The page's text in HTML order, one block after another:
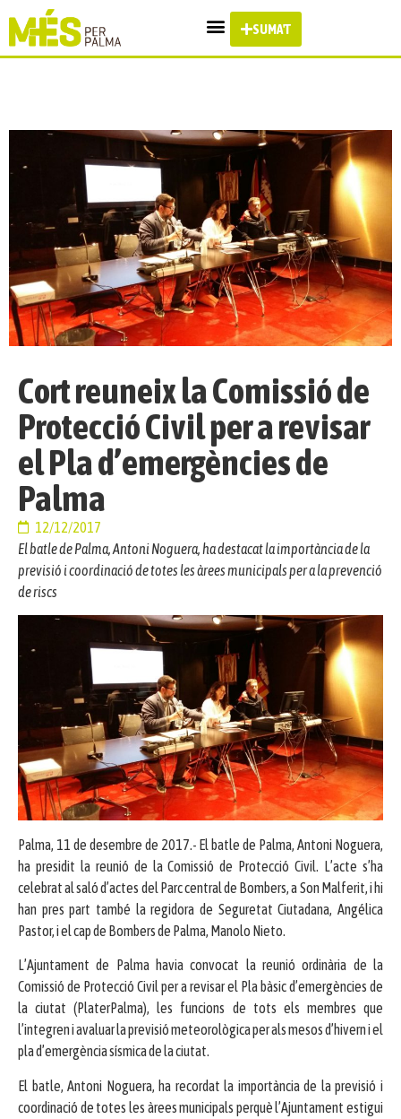
SUMA'T
Cort reuneix la Comissió de
Protecció Civil per a revisar
el Pla d’emergències de
Palma
12/12/2017
El batle de Palma, Antoni Noguera, ha destacat la importància de la
previsió i coordinació de totes les àrees municipals per a la prevenció
de riscs
Palma, 11 de desembre de 2017.- El batle de Palma, Antoni Noguera,
ha presidit la reunió de la Comissió de Protecció Civil. L’acte s’ha
celebrat al saló d’actes del Parc central de Bombers, a Son Malferit, i hi
han pres part també la regidora de Seguretat Ciutadana, Angélica
Pastor, i el cap de Bombers de Palma, Manolo Nieto.
L’Ajuntament de Palma havia convocat la reunió ordinària de la
Comissió de Protecció Civil per a revisar el Pla bàsic d’emergències de
la ciutat (PlaterPalma), les funcions de tots els membres que
l’integren i avaluar la previsió meteorològica per als mesos d’hivern i el
pla d’emergència sísmica de la ciutat.
El batle, Antoni Noguera, ha recordat la importància de la previsió i
coordinació de totes les àrees municipals perquè l’Ajuntament estigui